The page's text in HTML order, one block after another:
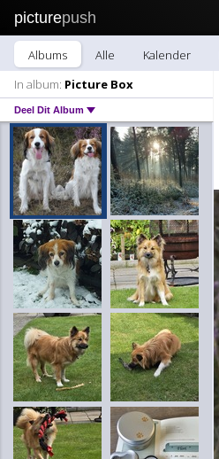
picturepush
Albums Alle Kalender
In album: Picture Box
Deel Dit Album